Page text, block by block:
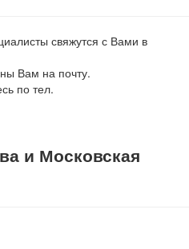
свяжутся с Вами в
Вам на почту.
по тел.
и Московская